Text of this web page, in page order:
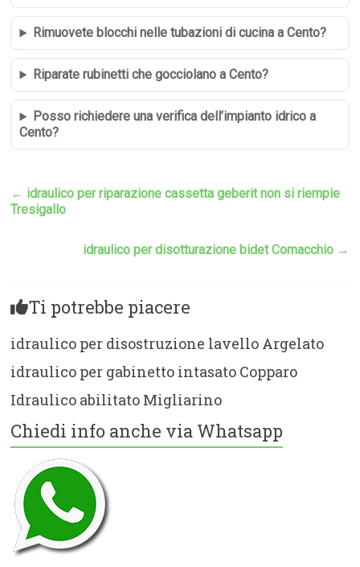
Rimuovete blocchi nelle tubazioni di cucina a Cento?
Riparate rubinetti che gocciolano a Cento?
Posso richiedere una verifica dell’impianto idrico a
Cento?
← idraulico per riparazione cassetta geberit non si riempie
Tresigallo
idraulico per disotturazione bidet Comacchio →
Ti potrebbe piacere
idraulico per disostruzione lavello Argelato
idraulico per gabinetto intasato Copparo
Idraulico abilitato Migliarino
Chiedi info anche via Whatsapp